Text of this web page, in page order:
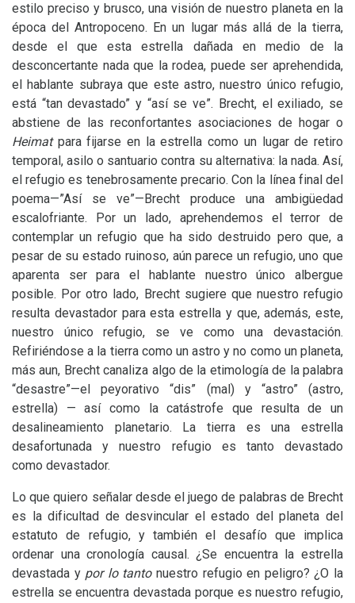
estilo preciso y brusco, una visión de nuestro planeta en la
época del Antropoceno. En un lugar más allá de la tierra,
desde el que esta estrella dañada en medio de la
desconcertante nada que la rodea, puede ser aprehendida,
el hablante subraya que este astro, nuestro único refugio,
está “tan devastado” y “así se ve”. Brecht, el exiliado, se
abstiene de las reconfortantes asociaciones de hogar o
Heimatpara fijarse en la estrella como un lugar de retiro
temporal, asilo o santuario contra su alternativa: la nada. Así,
el refugio es tenebrosamente precario. Con la línea final del
poema—”Así se ve”—Brecht produce una ambigüedad
escalofriante. Por un lado, aprehendemos el terror de
contemplar un refugio que ha sido destruido pero que, a
pesar de su estado ruinoso, aún parece un refugio, uno que
aparenta ser para el hablante nuestro único albergue
posible. Por otro lado, Brecht sugiere que nuestro refugio
resulta devastador para esta estrella y que, además, este,
nuestro único refugio, se ve como una devastación.
Refiriéndose a la tierra como un astro y no como un planeta,
más aun, Brecht canaliza algo de la etimología de la palabra
“desastre”—el peyorativo “dis” (mal) y “astro” (astro,
estrella) — así como la catástrofe que resulta de un
desalineamiento planetario. La tierra es una estrella
desafortunada y nuestro refugio es tanto devastado
como devastador.
Lo que quiero señalar desde el juego de palabras de Brecht
es la dificultad de desvincular el estado del planeta del
estatuto de refugio, y también el desafío que implica
ordenar una cronología causal. ¿Se encuentra la estrella
devastada y por lo tantonuestro refugio en peligro? ¿O la
estrella se encuentra devastada porque es nuestro refugio,